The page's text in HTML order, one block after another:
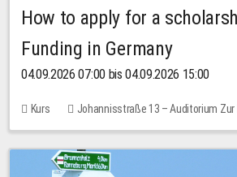
How to apply for a
Funding in Germany
04.09.2026 07:00 bis 04.09.2026 15:00
Kurs
Johannisstraße 13 – Auditorium Zur
Keine freien Plätze